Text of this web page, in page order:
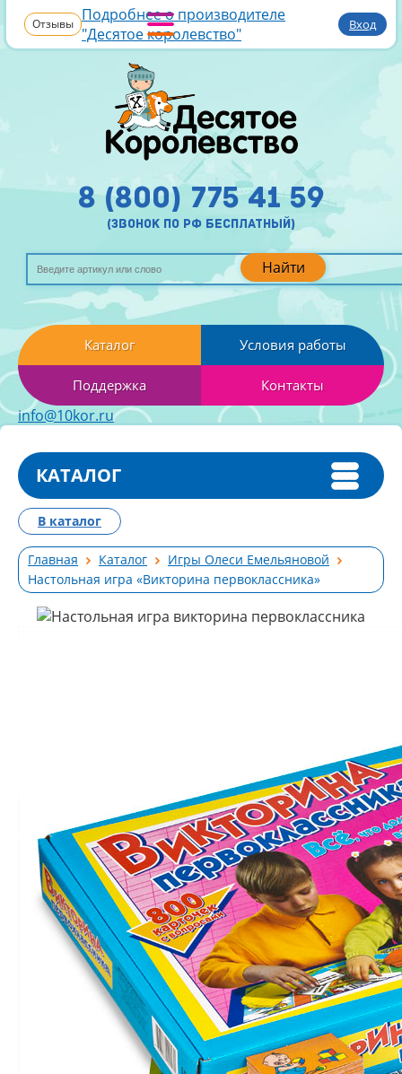
Отзывы Подробнее о производителе
"Десятое королевство"
Вход
Найти
8 (800) 775 41 59
(звонок по рф бесплатный)
Каталог Условия работы
Поддержка Контакты
info@10kor.ru
КАТАЛОГ
Главная Каталог
Игры Олеси Емельяновой
Настольная игра «Викторина первоклассника»
В каталог